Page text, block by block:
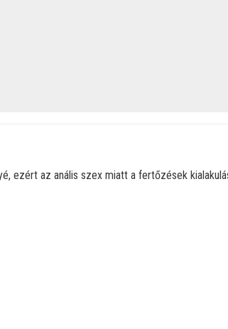
ezért az anális szex miatt a fertőzések